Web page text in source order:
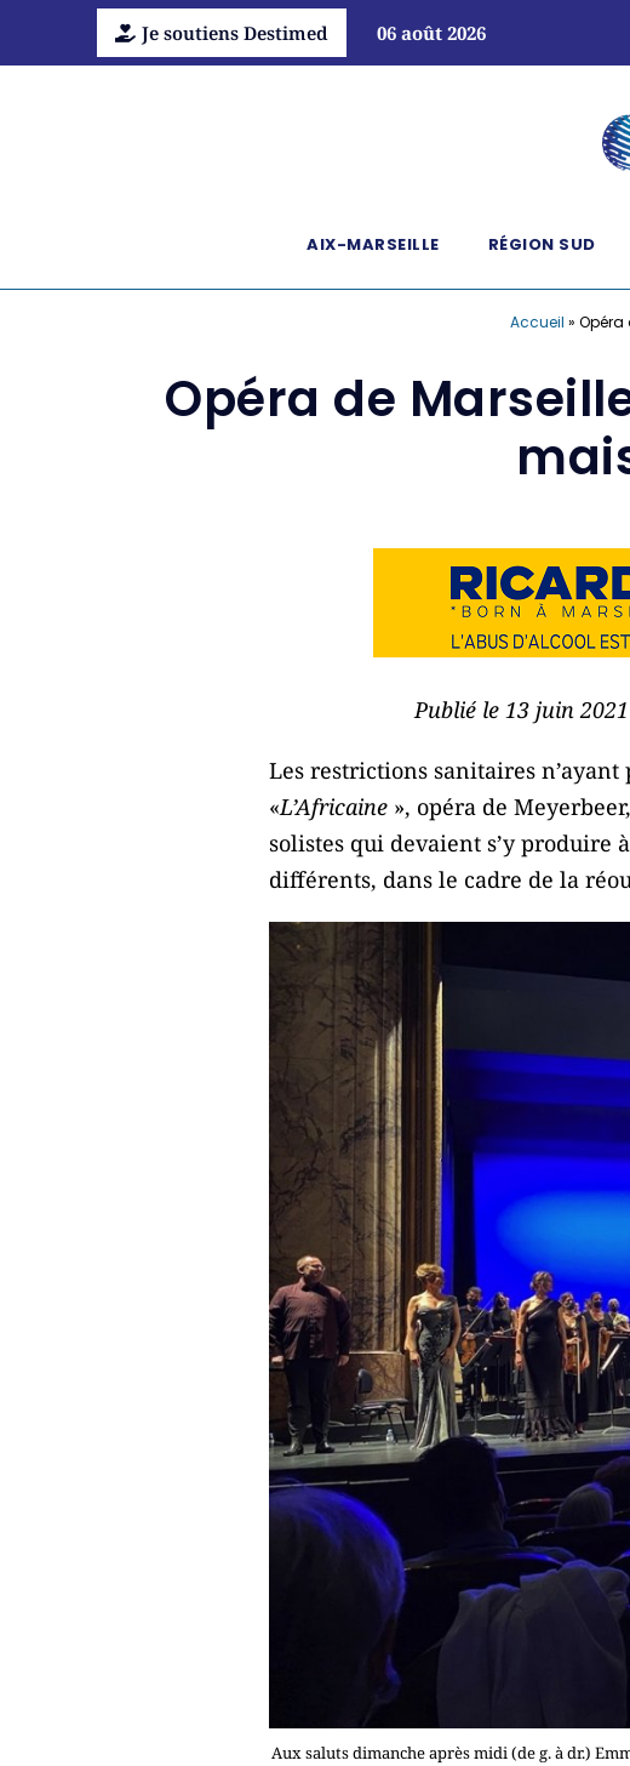
Je soutiens Destimed 06 août 2026
AIX-MARSEILLE RÉGION SUD
Accueil » Opéra
Opéra de
Publié le 13 juin
Les restrictions sanitaires
«L’Africaine », opéra de
solistes qui devaient s’y produire
différents, dans le cadre de la
Aux saluts dimanche après midi (de g. à dr.)